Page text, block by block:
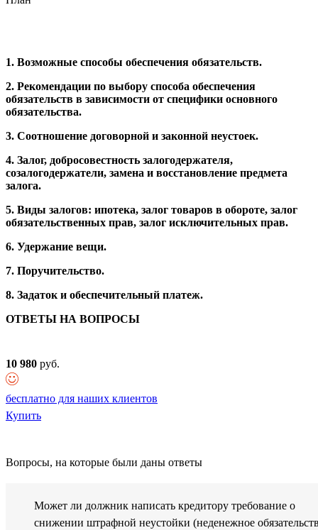
1. Возможные способы обеспечения обязательств.
2. Рекомендации по выбору способа обеспечения
обязательств в зависимости от специфики основного
обязательства.
3. Соотношение договорной и законной неустоек.
4. Залог, добросовестность залогодержателя,
созалогодержатели, замена и восстановление предмета
залога.
5. Виды залогов: ипотека, залог товаров в обороте, залог
обязательственных прав, залог исключительных прав.
6. Удержание вещи.
7. Поручительство.
8. Задаток и обеспечительный платеж.
ОТВЕТЫ НА ВОПРОСЫ
10 980 руб.
бесплатно для наших клиентов
Купить
Вопросы, на которые были даны ответы
Может ли должник написать кредитору требование о
снижении штрафной неустойки (неденежное